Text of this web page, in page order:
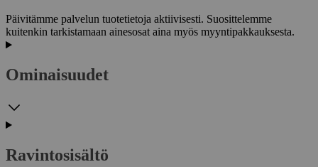
Päivitämme palvelun tuotetietoja aktiivisesti. Suosittelemme
kuitenkin tarkistamaan ainesosat aina myös myyntipakkauksesta.
Ominaisuudet
Ravintosisältö